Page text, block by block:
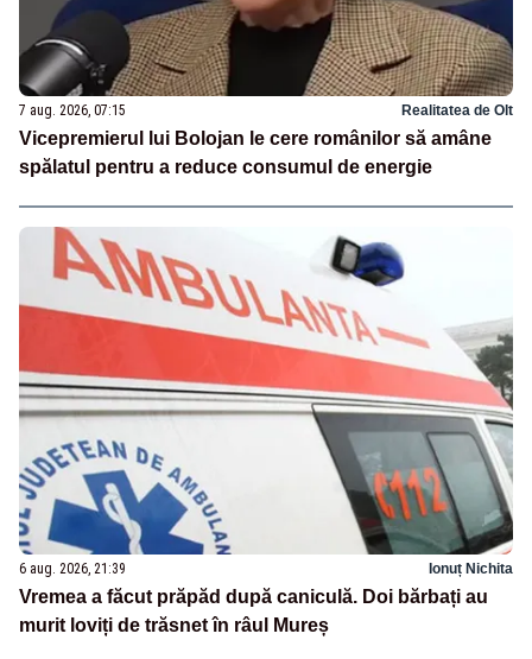
7 aug. 2026, 07:15 Realitatea de Olt
Vicepremierul lui Bolojan le cere românilor să amâne
spălatul pentru a reduce consumul de energie
6 aug. 2026, 21:39 Ionuț Nichita
Vremea a făcut prăpăd după caniculă. Doi bărbați au
murit loviți de trăsnet în râul Mureș